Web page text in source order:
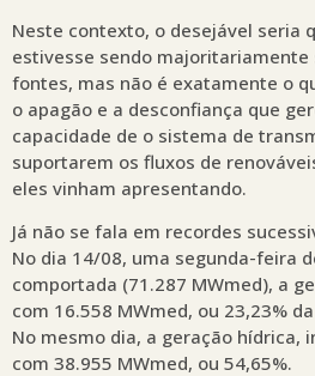
Neste contexto, o desejável seria
estivesse sendo
fontes, mas não é exatamente o
o apagão e a desconfiança que
capacidade de o sistema de
suportarem os fluxos de
eles vinham apresentando.
Já não se fala em recordes
No dia 14/08, uma segunda-feira
comportada (71.287 MWmed), a
com 16.558 MWmed, ou 23,23%
No mesmo dia, a geração hídrica,
com 38.955 MWmed, ou 54,65%.